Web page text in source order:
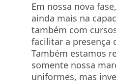
Em nossa nova
ainda mais na
também com
facilitar a presença
Também estamos
somente nossa
uniformes, mas